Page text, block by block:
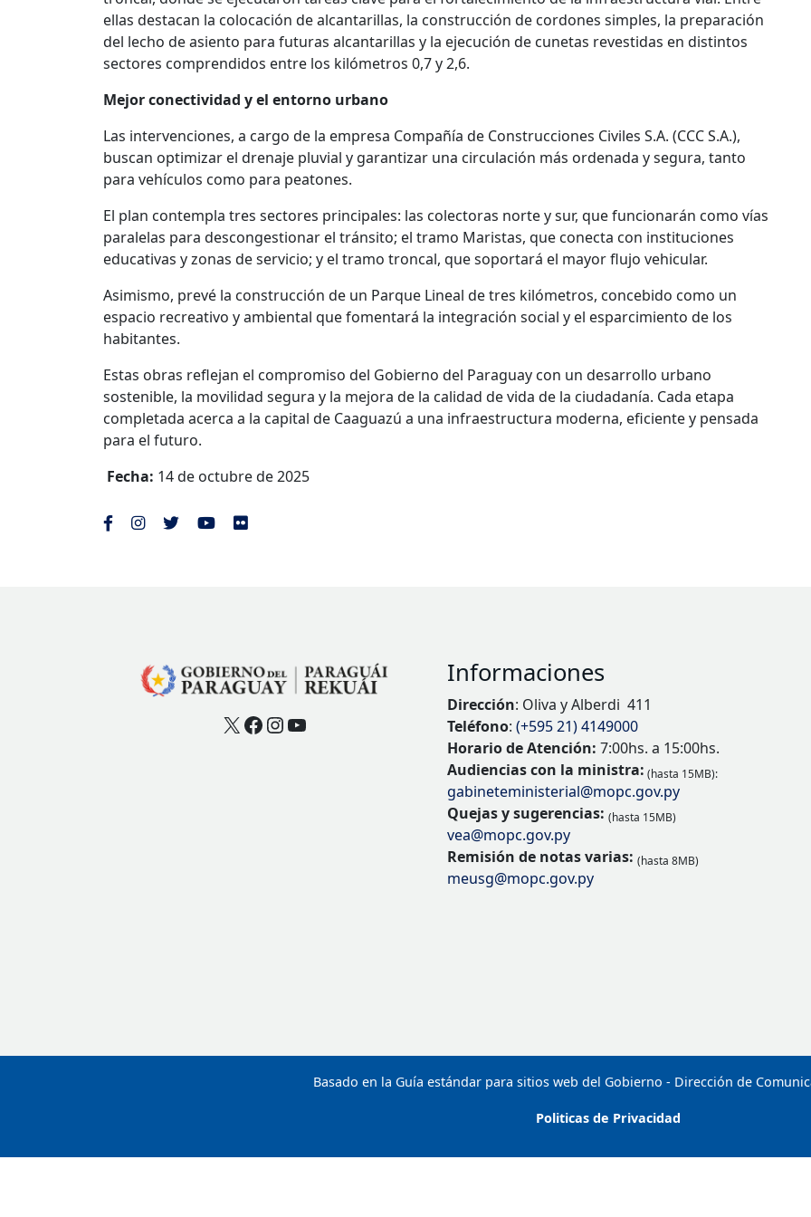
ellas destacan la colocación de alcantarillas, la construcción de cordones simples, la preparación
del lecho de asiento para futuras alcantarillas y la ejecución de cunetas revestidas en distintos
sectores comprendidos entre los kilómetros 0,7 y 2,6.
Mejor conectividad y el entorno urbano
Las intervenciones, a cargo de la empresa Compañía de Construcciones Civiles S.A. (CCC S.A.),
buscan optimizar el drenaje pluvial y garantizar una circulación más ordenada y segura, tanto
para vehículos como para peatones.
El plan contempla tres sectores principales: las colectoras norte y sur, que funcionarán como vías
paralelas para descongestionar el tránsito; el tramo Maristas, que conecta con instituciones
educativas y zonas de servicio; y el tramo troncal, que soportará el mayor flujo vehicular.
Asimismo, prevé la construcción de un Parque Lineal de tres kilómetros, concebido como un
espacio recreativo y ambiental que fomentará la integración social y el esparcimiento de los
habitantes.
Estas obras reflejan el compromiso del Gobierno del Paraguay con un desarrollo urbano
sostenible, la movilidad segura y la mejora de la calidad de vida de la ciudadanía. Cada etapa
completada acerca a la capital de Caaguazú a una infraestructura moderna, eficiente y pensada
para el futuro.
Fecha: 14 de octubre de 2025
X Facebook
Instagram
YouTube
Informaciones
Dirección: Oliva y Alberdi 411
Teléfono: (+595 21) 4149000
Horario de Atención: 7:00hs. a 15:00hs.
Audiencias con la ministra: (hasta 15MB):
gabineteministerial@mopc.gov.py
Quejas y sugerencias: (hasta 15MB)
vea@mopc.gov.py
Remisión de notas varias: (hasta 8MB)
meusg@mopc.gov.py
Basado en la Guía estándar para sitios web del Gobierno - Dirección de
Politicas de Privacidad